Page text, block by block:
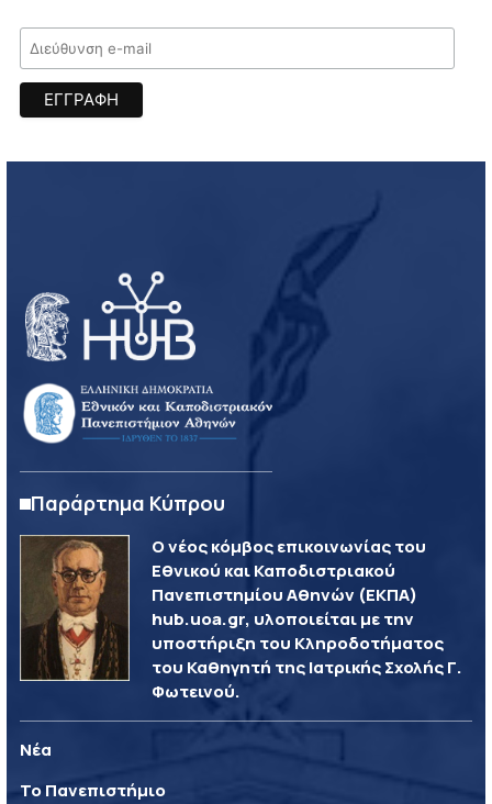
Παράρτημα Κύπρου
Ο νέος κόμβος επικοινωνίας του
Εθνικού και Καποδιστριακού
Πανεπιστημίου Αθηνών (ΕΚΠΑ)
hub.uoa.gr, υλοποιείται με την
υποστήριξη του Κληροδοτήματος
του Καθηγητή της Ιατρικής Σχολής Γ.
Φωτεινού.
Νέα
Το Πανεπιστήμιο